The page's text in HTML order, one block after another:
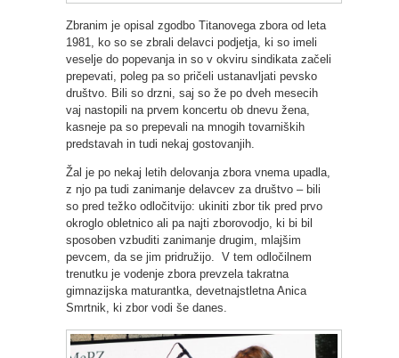
Zbranim je opisal zgodbo Titanovega zbora od leta
1981, ko so se zbrali delavci podjetja, ki so imeli
veselje do popevanja in so v okviru sindikata začeli
prepevati, poleg pa so pričeli ustanavljati pevsko
društvo. Bili so drzni, saj so že po dveh mesecih
vaj nastopili na prvem koncertu ob dnevu žena,
kasneje pa so prepevali na mnogih tovarniških
predstavah in tudi nekaj gostovanjih.
Žal je po nekaj letih delovanja zbora vnema upadla,
z njo pa tudi zanimanje delavcev za društvo – bili
so pred težko odločitvijo: ukiniti zbor tik pred prvo
okroglo obletnico ali pa najti zborovodjo, ki bi bil
sposoben vzbuditi zanimanje drugim, mlajšim
pevcem, da se jim pridružijo. V tem odločilnem
trenutku je vodenje zbora prevzela takratna
gimnazijska maturantka, devetnajstletna Anica
Smrtnik, ki zbor vodi še danes.